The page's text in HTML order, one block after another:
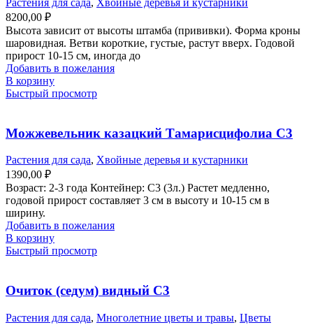
Растения для сада, Хвойные деревья и кустарники
8200,00 ₽
Высота зависит от высоты штамба (прививки). Форма кроны
шаровидная. Ветви короткие, густые, растут вверх. Годовой
прирост 10-15 см, иногда до
Добавить в пожелания
В корзину
Быстрый просмотр
Можжевельник казацкий Тамарисцифолиа С3
Растения для сада, Хвойные деревья и кустарники
1390,00 ₽
Возраст: 2-3 года Контейнер: С3 (3л.) Растет медленно,
годовой прирост составляет 3 см в высоту и 10-15 см в
ширину.
Добавить в пожелания
В корзину
Быстрый просмотр
Очиток (седум) видный С3
Растения для сада, Многолетние цветы и травы, Цветы